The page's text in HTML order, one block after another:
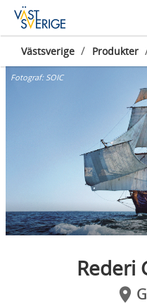
Västsverige / Produkter
Fotograf:SOIC
Rederi